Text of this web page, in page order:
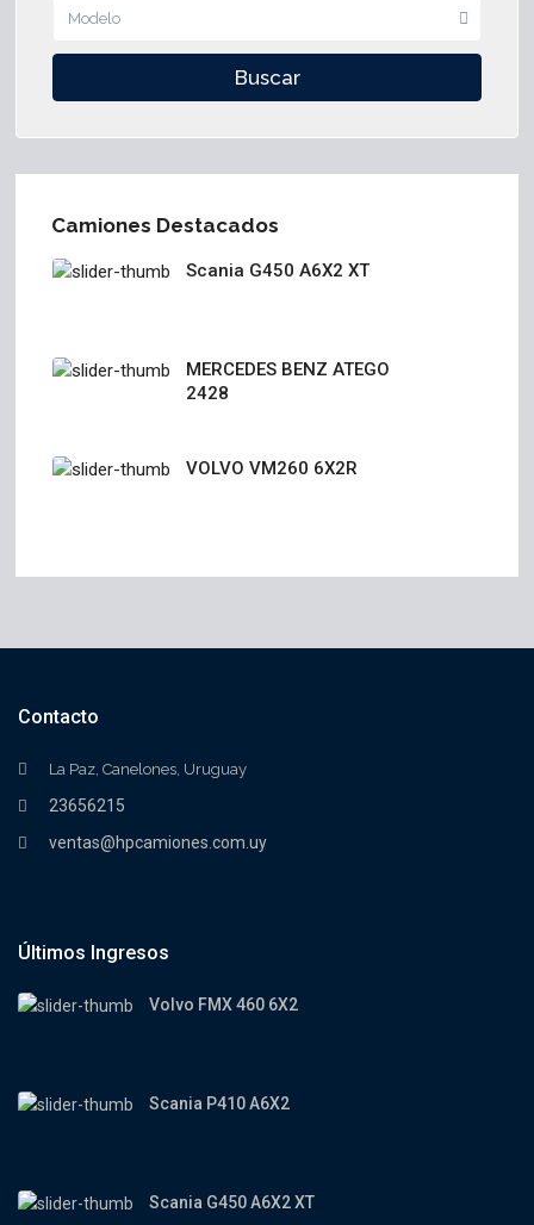
Modelo
Camiones Destacados
Scania G450 A6X2 XT
MERCEDES BENZ ATEGO
2428
VOLVO VM260 6X2R
Contacto
La Paz, Canelones, Uruguay
23656215
ventas@hpcamiones.com.uy
Últimos Ingresos
Volvo FMX 460 6X2
Scania P410 A6X2
Scania G450 A6X2 XT